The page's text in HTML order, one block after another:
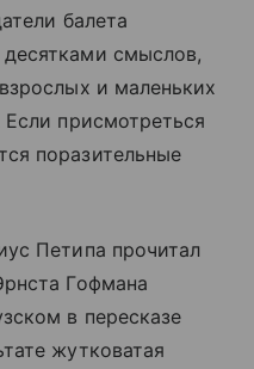
балета
смыслов,
и маленьких
присмотреться
поразительные
Петипа прочитал
Гофмана
в пересказе
жутковатая